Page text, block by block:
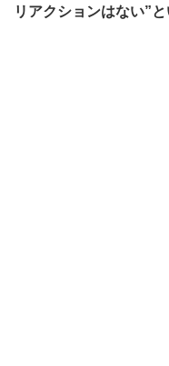
リアクションはない”